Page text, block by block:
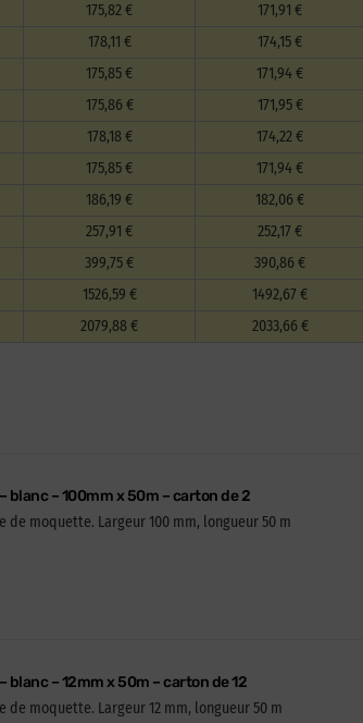
175,82 € 171,91 €
178,11 € 174,15 €
175,85 € 171,94 €
175,86 € 171,95 €
178,18 € 174,22 €
175,85 € 171,94 €
186,19 € 182,06 €
257,91 € 252,17 €
399,75 € 390,86 €
1526,59 € 1492,67 €
2079,88 € 2033,66 €
– 100mm x 50m – carton de 2
moquette. Largeur 100 mm, longueur 50 m
– 12mm x 50m – carton de 12
moquette. Largeur 12 mm, longueur 50 m